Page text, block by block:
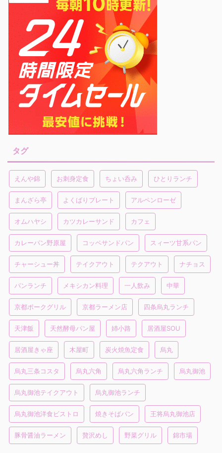
タグ
えんや錦 お刺身定食 ちょい呑み ひとりランチ
まんざら亭 よくばりプレート アルペンローゼ
オムハヤシ カツカレーサンド カフェ
カレーパン野原屋 コッペサンドパン スィーツ甘系パン
チャーシュー丼 テイクアウト テクアウト ナチョス
パンランチ メキシカン料理 一人飲み 中華
京都ポークグリル 京都ラーメン店 四条烏丸ランチ
天津飯 天然酵母パン屋 姉小路 居酒屋SOU
居酒屋きゃ座 木屋町 炭火焼魚定食 烏丸
烏丸三条コスタ 烏丸六角 烏丸六角ランチ 烏丸御池
烏丸御池テイクアウト 烏丸御池ランチ
烏丸御池洋食ビストロ 焼きそばパン 王将烏丸御池店
豚骨醤油ラーメン 贅沢めし 野菜グリル 錦市場